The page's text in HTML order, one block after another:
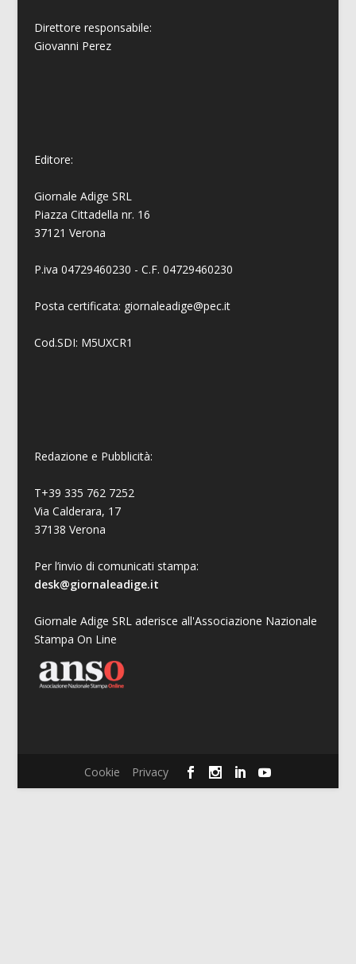
Direttore responsabile:
Giovanni Perez
Editore:
Giornale Adige SRL
Piazza Cittadella nr. 16
37121 Verona
P.iva 04729460230 - C.F. 04729460230
Posta certificata: giornaleadige@pec.it
Cod.SDI: M5UXCR1
Redazione e Pubblicità:
T+39 335 762 7252
Via Calderara, 17
37138 Verona
Per l’invio di comunicati stampa:
desk@giornaleadige.it
Giornale Adige SRL aderisce all'Associazione Nazionale
Stampa On Line
Cookie Privacy